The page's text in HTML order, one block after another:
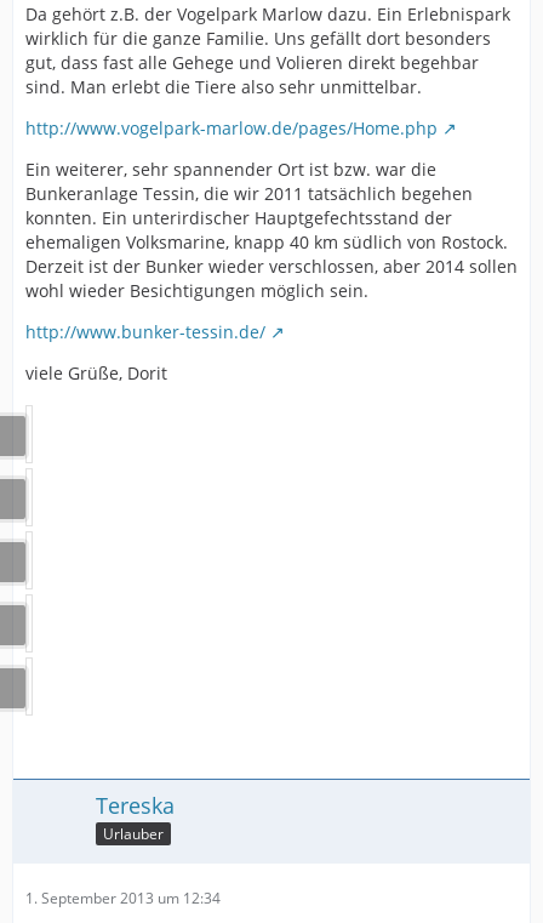
Da gehört z.B. der Vogelpark Marlow dazu. Ein Erlebnispark
wirklich für die ganze Familie. Uns gefällt dort besonders
gut, dass fast alle Gehege und Volieren direkt begehbar
sind. Man erlebt die Tiere also sehr unmittelbar.
http://www.vogelpark-marlow.de/pages/Home.php
Ein weiterer, sehr spannender Ort ist bzw. war die
Bunkeranlage Tessin, die wir 2011 tatsächlich begehen
konnten. Ein unterirdischer Hauptgefechtsstand der
ehemaligen Volksmarine, knapp 40 km südlich von Rostock.
Derzeit ist der Bunker wieder verschlossen, aber 2014 sollen
wohl wieder Besichtigungen möglich sein.
http://www.bunker-tessin.de/
viele Grüße, Dorit
Tereska
Urlauber
1. September 2013 um 12:34